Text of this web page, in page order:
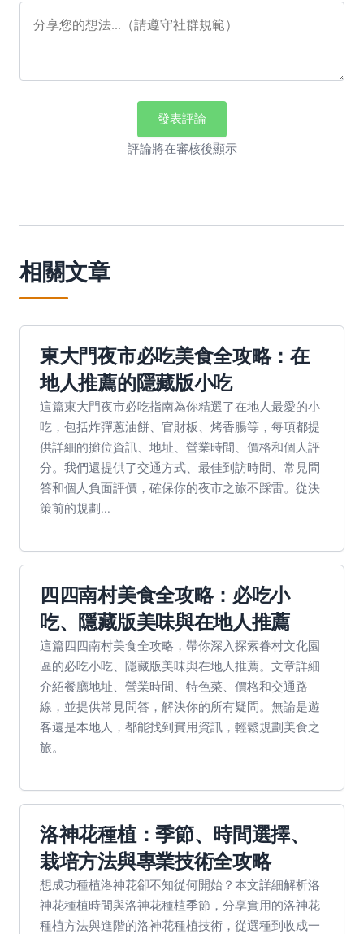
發表評論
評論將在審核後顯示
相關文章
東大門夜市必吃美食全攻略：在
地人推薦的隱藏版小吃
這篇東大門夜市必吃指南為你精選了在地人最愛的小
吃，包括炸彈蔥油餅、官財板、烤香腸等，每項都提
供詳細的攤位資訊、地址、營業時間、價格和個人評
分。我們還提供了交通方式、最佳到訪時間、常見問
答和個人負面評價，確保你的夜市之旅不踩雷。從決
策前的規劃...
四四南村美食全攻略：必吃小
吃、隱藏版美味與在地人推薦
這篇四四南村美食全攻略，帶你深入探索眷村文化園
區的必吃小吃、隱藏版美味與在地人推薦。文章詳細
介紹餐廳地址、營業時間、特色菜、價格和交通路
線，並提供常見問答，解決你的所有疑問。無論是遊
客還是本地人，都能找到實用資訊，輕鬆規劃美食之
旅。
洛神花種植：季節、時間選擇、
栽培方法與專業技術全攻略
想成功種植洛神花卻不知從何開始？本文詳細解析洛
神花種植時間與洛神花種植季節，分享實用的洛神花
種植方法與進階的洛神花種植技術，從選種到收成一